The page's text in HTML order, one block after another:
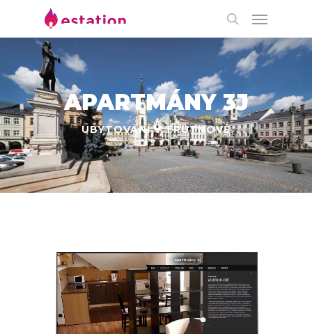
APARTMÁNY 3J
UBYTOVÁNÍ V TRUTNOVĚ